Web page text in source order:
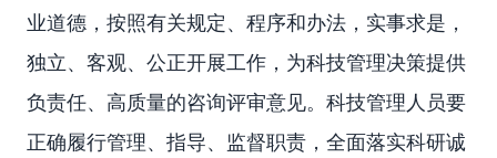
业道德，按照有关规定、程序和办法，实事求是，
独立、客观、公正开展工作，为科技管理决策提供
负责任、高质量的咨询评审意见。科技管理人员要
正确履行管理、指导、监督职责，全面落实科研诚